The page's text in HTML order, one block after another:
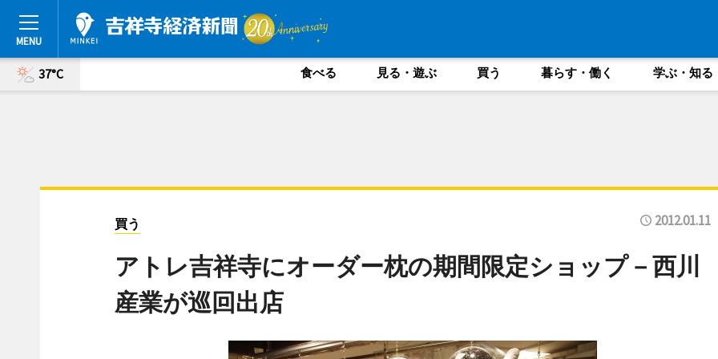
37°C 食べる 見る・遊ぶ 買う 暮らす・働く 学ぶ・知る
買う 2012.01.11
アトレ吉祥寺にオーダー枕の期間限定ショップ－西川
産業が巡回出店